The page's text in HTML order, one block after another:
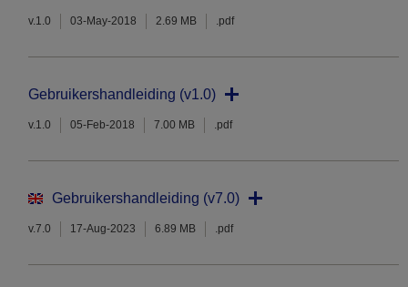
v.1.0 03-May-2018 2.69 MB .pdf
Gebruikershandleiding (v1.0)
v.1.0 05-Feb-2018 7.00 MB .pdf
Gebruikershandleiding (v7.0)
v.7.0 17-Aug-2023 6.89 MB .pdf